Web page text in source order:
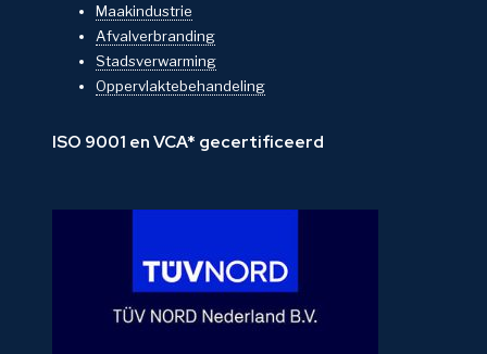
Maakindustrie
Afvalverbranding
Stadsverwarming
Oppervlaktebehandeling
ISO 9001 en VCA* gecertificeerd